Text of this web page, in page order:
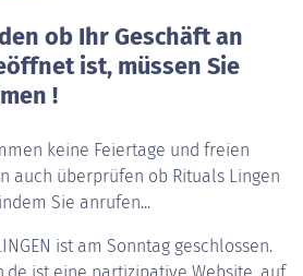
ob Ihr Geschäft an
ist, müssen Sie
!
keine Feiertage und freien
auch überprüfen ob Rituals Lingen
Sie anrufen...
ist am Sonntag geschlossen.